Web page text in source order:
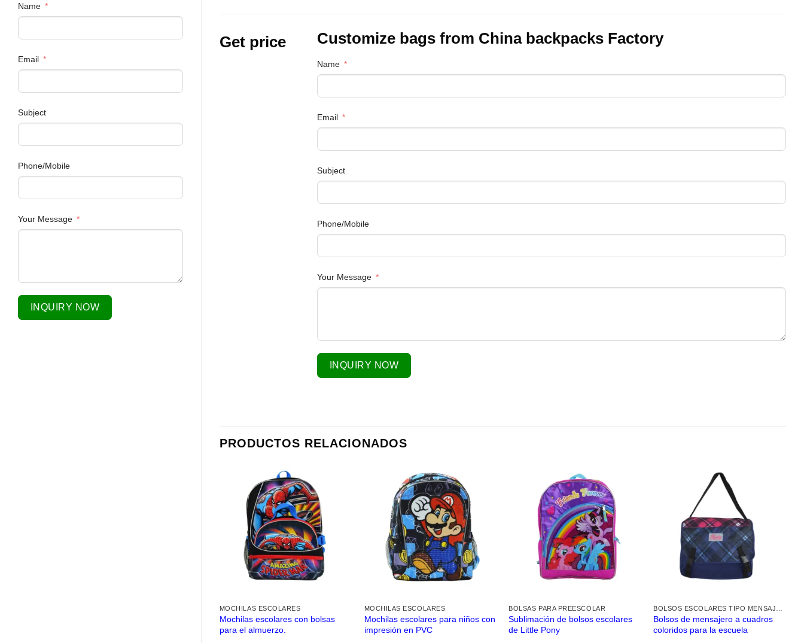
Name
Email
Subject
Phone/Mobile
Your Message
INQUIRY NOW
Get price Customize bags from China backpacks Factory
Name
Email
Subject
Phone/Mobile
Your Message
INQUIRY NOW
PRODUCTOS RELACIONADOS
MOCHILAS ESCOLARES
Mochilas escolares con bolsas
para el almuerzo.
MOCHILAS ESCOLARES
Mochilas escolares para niños con
impresión en PVC
BOLSAS PARA PREESCOLAR
Sublimación de bolsos escolares
de Little Pony
Bolsos de mensajero a cuadros
coloridos para la escuela